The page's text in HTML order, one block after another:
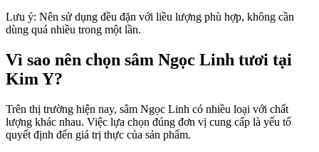
Lưu ý: Nên sử dụng đều đặn với liều lượng phù hợp, không cần
dùng quá nhiều trong một lần.
Vì sao nên chọn sâm Ngọc Linh tươi tại
Kim Y?
Trên thị trường hiện nay, sâm Ngọc Linh có nhiều loại với chất
lượng khác nhau. Việc lựa chọn đúng đơn vị cung cấp là yếu tố
quyết định đến giá trị thực của sản phẩm.